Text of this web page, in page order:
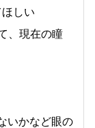
しい
、現在の瞳
いかなど眼の